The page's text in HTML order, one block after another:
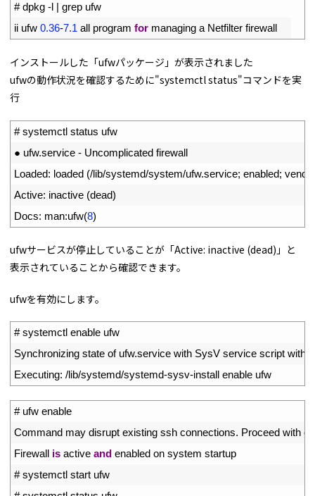
# dpkg -l | grep ufw
ii ufw 0.36-7.1 all program for managing a Netfilter firewall
インストールした「ufwパッケージ」が表示されました
ufwの動作状況を確認するために"systemctl status"コマンドを実
行
# systemctl status ufw
● ufw.service - Uncomplicated firewall
Loaded: loaded (/lib/systemd/system/ufw.service; enabled;
Active: inactive (dead)
Docs: man:ufw(8)
ufwサービスが停止していることが「Active: inactive (dead)」と
表示されていることから確認できます。
ufwを有効にします。
# systemctl enable ufw
Synchronizing state of ufw.service with SysV service script with
Executing: /lib/systemd/systemd-sysv-install enable ufw
# ufw enable
Command may disrupt existing ssh connections. Proceed with
Firewall is active and enabled on system startup
# systemctl start ufw